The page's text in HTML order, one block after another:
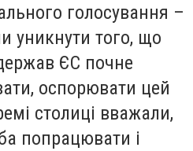
голосування –
уникнути того, що
ЄС почне
оспорювати цей
столиці вважали,
попрацювати і